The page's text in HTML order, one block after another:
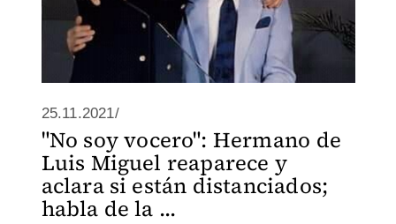
25.11.2021/
"No soy vocero": Hermano de
Luis Miguel reaparece y
aclara si están distanciados;
habla de la ...